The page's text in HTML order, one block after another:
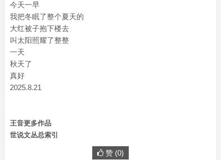
今天一早
我把冬眠了整个夏天的
大红被子抱下楼去
叫太阳照耀了整整
一天
秋天了
真好
2025.8.21
王音更多作品
世说文丛总索引
赞 (0)